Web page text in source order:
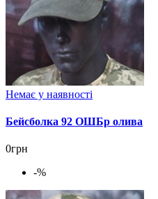
Немає у наявності
Бейсболка 92 ОШБр олива
0грн
-%